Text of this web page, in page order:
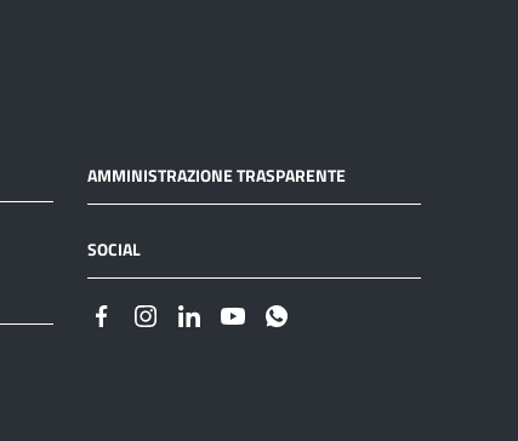
AMMINISTRAZIONE TRASPARENTE
SOCIAL